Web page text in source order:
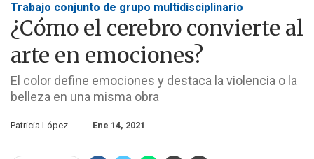
Trabajo conjunto de grupo multidisciplinario
¿Cómo el cerebro convierte al
arte en emociones?
El color define emociones y destaca la violencia o la
belleza en una misma obra
Patricia López Ene 14, 2021